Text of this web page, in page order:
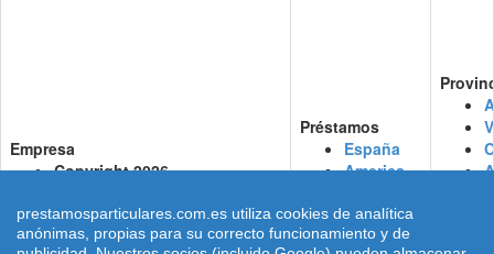
Empresa
Copyright 2026
Dimarinternet S.L.
NIF.: B47712542
Préstamos
España
America
Almería
Cádiz
A
prestamosparticulares.com.es utiliza cookies de analítica
anónimas, propias para su correcto funcionamiento y de